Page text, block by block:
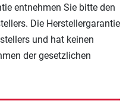
entnehmen Sie bitte den
Die Herstellergarantie
und hat keinen
der gesetzlichen